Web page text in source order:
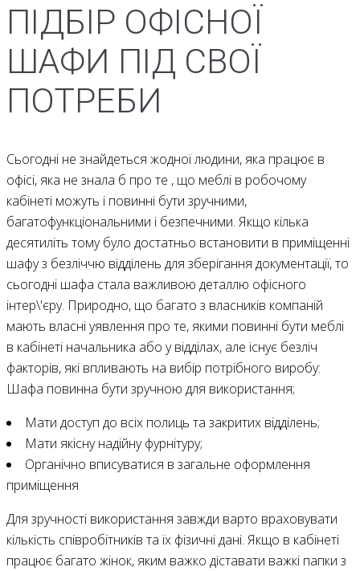
ПІДБІР ОФІСНОЇ
ШАФИ ПІД СВОЇ
ПОТРЕБИ
Сьогодні не знайдеться жодної людини, яка працює в
офісі, яка не знала б про те , що меблі в робочому
кабінеті можуть і повинні бути зручними,
багатофункціональними і безпечними. Якщо кілька
десятиліть тому було достатньо встановити в приміщенні
шафу з безліччю відділень для зберігання документації, то
сьогодні шафа стала важливою деталлю офісного
інтер\'єру. Природно, що багато з власників компаній
мають власні уявлення про те, якими повинні бути меблі
в кабінеті начальника або у відділах, але існує безліч
факторів, які впливають на вибір потрібного виробу:
Шафа повинна бути зручною для використання;
Мати доступ до всіх полиць та закритих відділень;
Мати якісну надійну фурнітуру;
Органічно вписуватися в загальне оформлення
приміщення
Для зручності використання завжди варто враховувати
кількість співробітників та їх фізичні дані. Якщо в кабінеті
працює багато жінок, яким важко діставати важкі папки з